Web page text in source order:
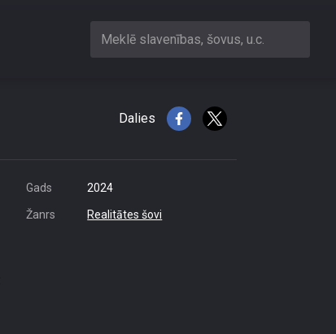
Meklē slavenības, šovus, u.c.
Dalies
Gads 2024
Žanrs Realitātes šovi